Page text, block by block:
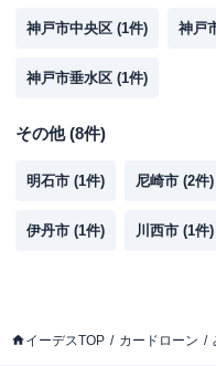
神戸市中央区 (1件) 神戸
神戸市垂水区 (1件)
その他(8件)
明石市 (1件) 尼崎市 (2件)
伊丹市 (1件) 川西市 (1件)
イーデスTOP カードローン